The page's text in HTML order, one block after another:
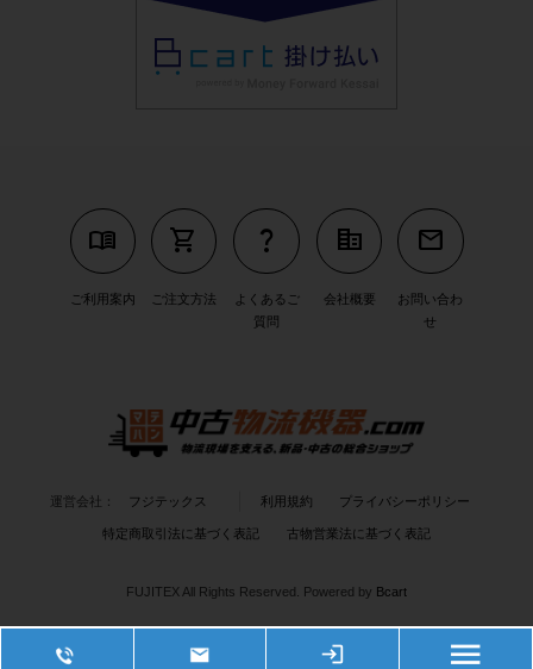
menu_book
ご利用案内
shopping_cart
ご注文方法
question_mark
よくあるご
質問
corporate_fare
会社概要
mail
お問い合わ
せ
運営会社： フジテックス 利用規約 プライバシーポリシー
特定商取引法に基づく表記 古物営業法に基づく表記
FUJITEX All Rights Reserved. Powered by Bcart